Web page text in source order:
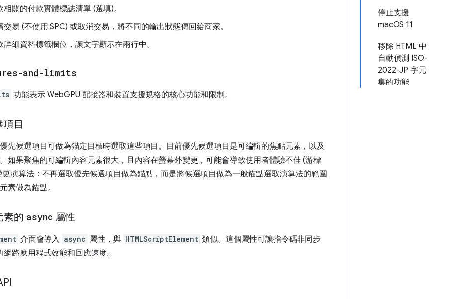
停止支援
macOS 11
移除 HTML 中
自動偵測 ISO-
2022-JP 字元
集的功能
關的付款實體標誌清單 (選填)。
易 (不使用 SPC) 或取消交易，將不同的輸出狀態傳回給商家。
細資料標籤欄位，讓文字顯示在兩行中。
and-limits
功能表示 WebGPU 配接器和裝置支援規格的核心功能和限制。
目
先候選項目可做為錨定目標時選取這些項目。目前優先候選項目是可編輯的焦點元素，以及
如果聚焦的可編輯內容元素很大，且內容在螢幕外變更，可能會導致使用者體驗不佳 (游標
演算法：不再選取優先候選項目做為錨點，而是將候選項目做為一般錨點選取演算法的範圍
素做為錨點。
素的 async 屬性
介面會導入 async 屬性，與 HTMLScriptElement 類似。這個屬性可讓指令碼非同步
路應用程式效能和回應速度。